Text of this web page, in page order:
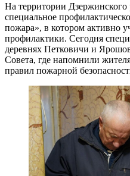
На территории Дзержинского
специальное
пожара», в котором активно
профилактики. Сегодня
деревнях Петковичи и
Совета, где напомнили
правил пожарной